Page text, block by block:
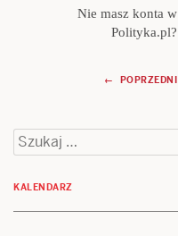
Nie masz konta w
Polityka.pl?
Nawigacja
wpisu
← POPRZEDNI
Szukaj:
KALENDARZ